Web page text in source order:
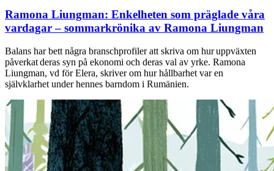
Ramona Liungman: Enkelheten som präglade våra
vardagar – sommarkrönika av Ramona Liungman
Balans har bett några branschprofiler att skriva om hur uppväxten
påverkat deras syn på ekonomi och deras val av yrke. Ramona
Liungman, vd för Elera, skriver om hur hållbarhet var en
självklarhet under hennes barndom i Rumänien.